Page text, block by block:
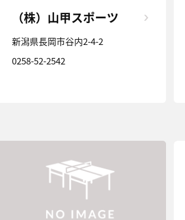
（株）山甲スポーツ
新潟県長岡市谷内2-4-2
0258-52-2542